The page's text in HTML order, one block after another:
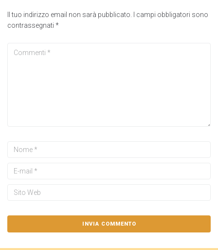
Il tuo indirizzo email non sarà pubblicato.
I campi obbligatori sono
contrassegnati *